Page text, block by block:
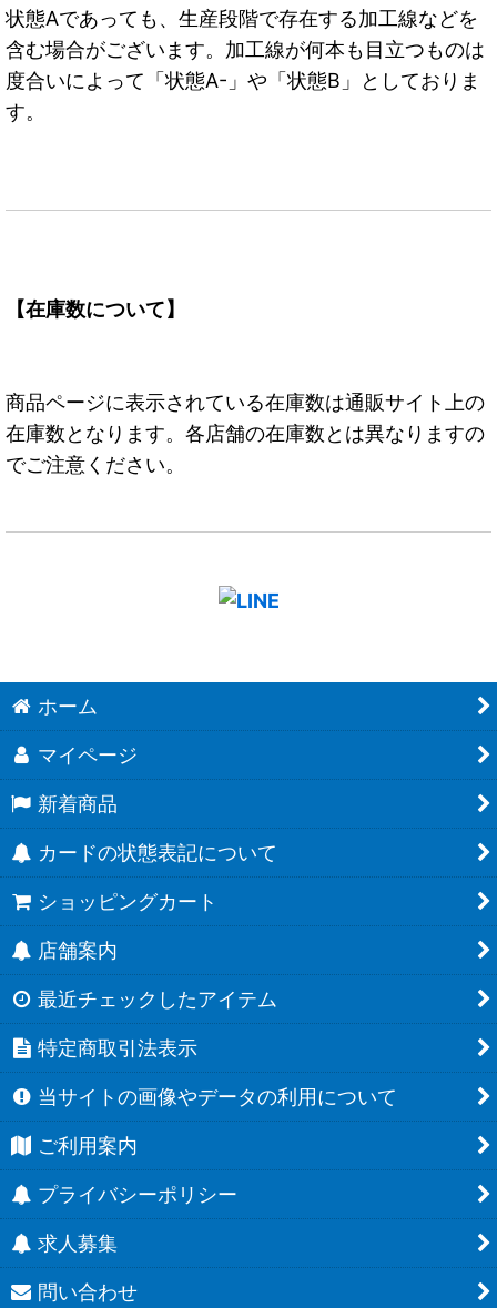
状態Aであっても、生産段階で存在する加工線などを
含む場合がございます。加工線が何本も目立つものは
度合いによって「状態A-」や「状態B」としておりま
す。
【在庫数について】
商品ページに表示されている在庫数は通販サイト上の
在庫数となります。各店舗の在庫数とは異なりますの
でご注意ください。
ホーム
マイページ
新着商品
カードの状態表記について
ショッピングカート
店舗案内
最近チェックしたアイテム
特定商取引法表示
当サイトの画像やデータの利用について
ご利用案内
プライバシーポリシー
求人募集
問い合わせ